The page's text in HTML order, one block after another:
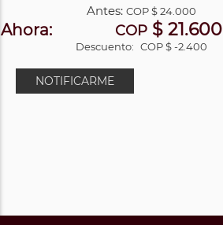
Antes: COP$ 24.000
Ahora: COP $ 21.600
Descuento: COP $ -2.400
NOTIFICARME